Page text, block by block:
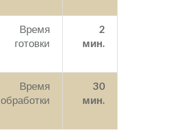
Время
готовки
2
мин.
Время
обработки
30
мин.